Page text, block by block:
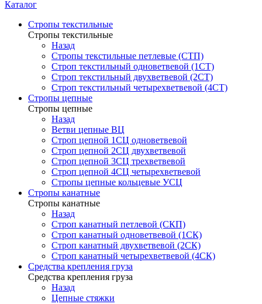
Каталог
Стропы текстильные
Стропы текстильные
Назад
Стропы текстильные петлевые (СТП)
Строп текстильный одноветвевой (1СТ)
Строп текстильный двухветвевой (2СТ)
Строп текстильный четырехветвевой (4СТ)
Стропы цепные
Стропы цепные
Назад
Ветви цепные ВЦ
Строп цепной 1СЦ одноветвевой
Строп цепной 2СЦ двухветвевой
Строп цепной 3СЦ трехветвевой
Строп цепной 4СЦ четырехветвевой
Стропы цепные кольцевые УСЦ
Стропы канатные
Стропы канатные
Назад
Строп канатный петлевой (СКП)
Строп канатный одноветвевой (1СК)
Строп канатный двухветвевой (2СК)
Строп канатный четырехветвевой (4СК)
Средства крепления груза
Средства крепления груза
Назад
Цепные стяжки